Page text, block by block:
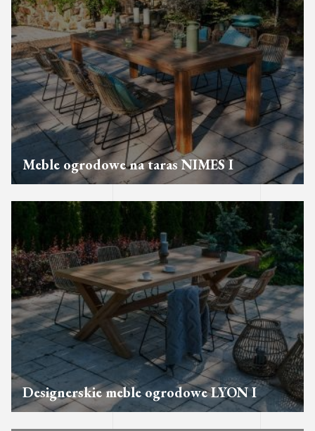
Meble ogrodowe na taras NIMES I
Designerskie meble ogrodowe LYON I